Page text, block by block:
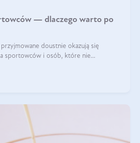
— dlaczego warto po
doustnie okazują się
sportowców i osób, które nie